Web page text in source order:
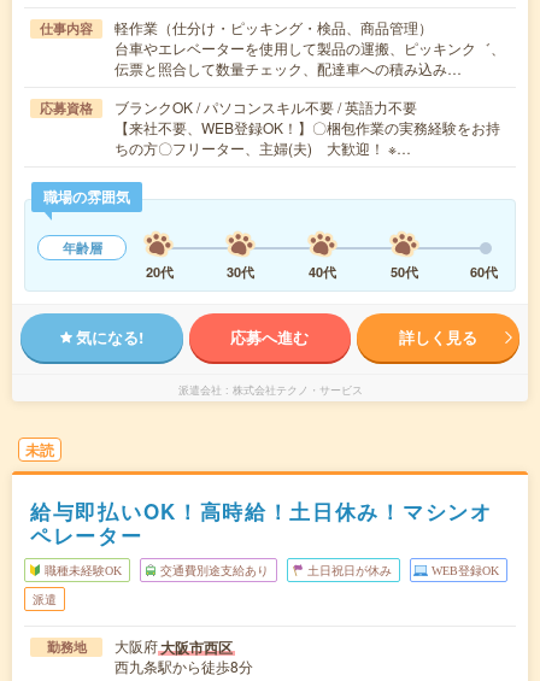
仕事内容
軽作業（仕分け・ピッキング・検品、商品管理）
台車やエレベーターを使用して製品の運搬、ピッキンク゛、
伝票と照合して数量チェック、配達車への積み込み…
応募資格
ブランクOK / パソコンスキル不要 / 英語力不要
【来社不要、WEB登録OK！】〇梱包作業の実務経験をお持
ちの方〇フリーター、主婦(夫) 大歓迎！ ※…
職場の雰囲気
年齢層
20代
30代 40代 50代 60代
気になる! 応募へ進む 詳しく見る
派遣会社 株式会社テクノ・サービス
未読
給与即払いOK！高時給！土日休み！マシンオ
ペレーター
職種未経験OK 交通費別途支給あり 土日祝日が休み WEB登録OK
派遣
勤務地 大阪府大阪市西区
西九条駅から徒歩8分